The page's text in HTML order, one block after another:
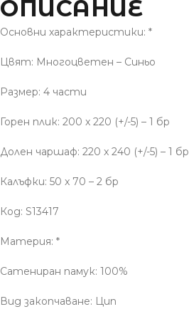
ОПИСАНИЕ
Основни характеристики: *
Цвят: Многоцветен – Синьо
Размер: 4 части
Горен плик: 200 x 220 (+/-5) – 1 бр
Долен чаршаф: 220 x 240 (+/-5) – 1 бр
Калъфки: 50 x 70 – 2 бр
Код: S13417
Материя: *
Сатениран памук: 100%
Вид закопчаване: Цип